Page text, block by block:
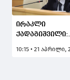
ირაკლი
ქადაგიშვილი:
თავი დაანებონ
10:15 • 21 აპრილი,